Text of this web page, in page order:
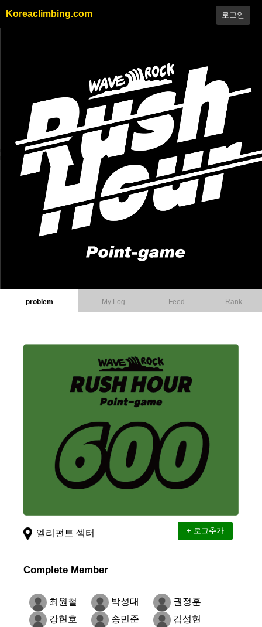
Koreaclimbing.com
problem My Log Feed Rank
엘리펀트 섹터
Complete Member
최원철 박성대
권정훈
강현호
송민준
김성현